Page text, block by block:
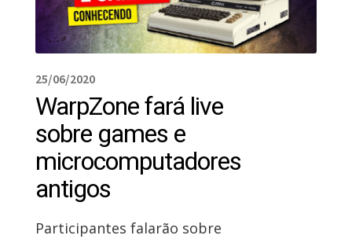
25/06/2020
WarpZone fará live
sobre games e
microcomputadores
antigos
Participantes falarão sobre